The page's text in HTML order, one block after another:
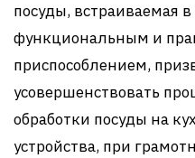
посуды, встраиваемая
функциональным и
приспособлением,
усовершенствовать
обработки посуды на
устройства, при